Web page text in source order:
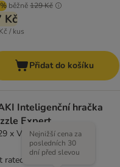
běžně129 Kč
Kč
/ kus
Přidat do košíku
Inteligenční hračka
Expert
x V 4,5 cmNejnižší cena za
posledních 30
dní před slevou
rated